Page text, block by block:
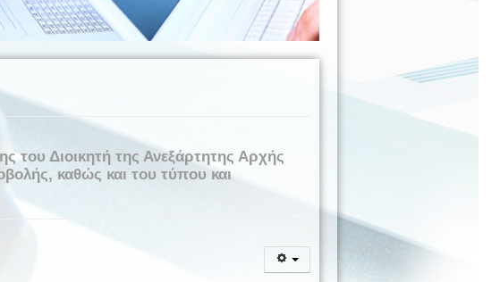
του Διοικητή της Ανεξάρτητης Αρχής
καθώς και του τύπου και